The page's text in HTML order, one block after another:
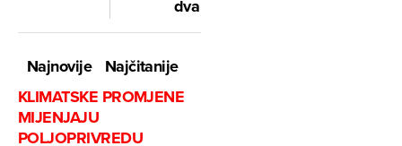
dva
Najnovije
Najčitanije
KLIMATSKE PROMJENE
MIJENJAJU
POLJOPRIVREDU